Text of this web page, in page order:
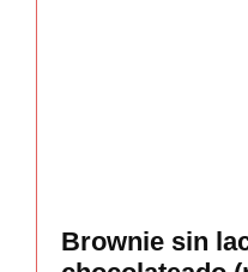
Brownie sin